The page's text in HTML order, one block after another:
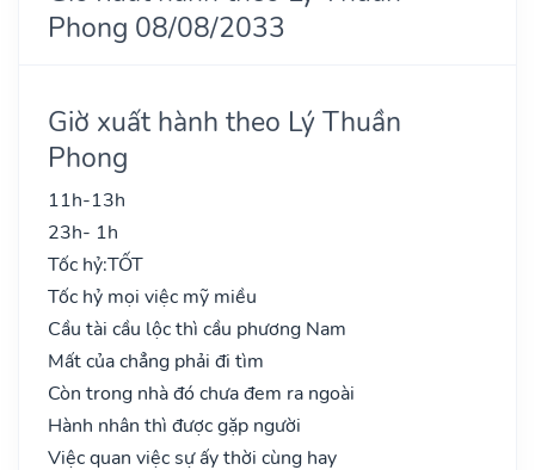
Phong 08/08/2033
Giờ xuất hành theo Lý Thuần
Phong
11h-13h
23h- 1h
Tốc hỷ:TỐT
Tốc hỷ mọi việc mỹ miều
Cầu tài cầu lộc thì cầu phương Nam
Mất của chẳng phải đi tìm
Còn trong nhà đó chưa đem ra ngoài
Hành nhân thì được gặp người
Việc quan việc sự ấy thời cùng hay